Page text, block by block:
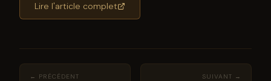
Lire l'article complet
← PRÉCÉDENT SUIVANT →